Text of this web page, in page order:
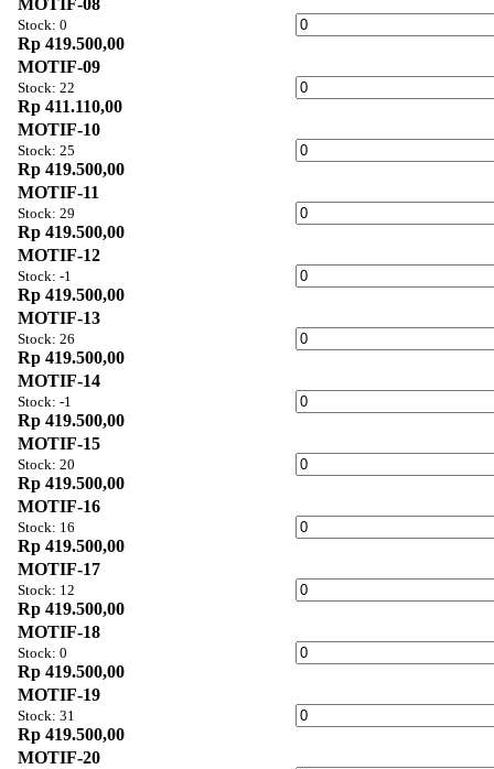
MOTIF-08
Stock: 0
Rp 419.500,00
MOTIF-09
Stock: 22
Rp 411.110,00
MOTIF-10
Stock: 25
Rp 419.500,00
MOTIF-11
Stock: 29
Rp 419.500,00
MOTIF-12
Stock: -1
Rp 419.500,00
MOTIF-13
Stock: 26
Rp 419.500,00
MOTIF-14
Stock: -1
Rp 419.500,00
MOTIF-15
Stock: 20
Rp 419.500,00
MOTIF-16
Stock: 16
Rp 419.500,00
MOTIF-17
Stock: 12
Rp 419.500,00
MOTIF-18
Stock: 0
Rp 419.500,00
MOTIF-19
Stock: 31
Rp 419.500,00
MOTIF-20